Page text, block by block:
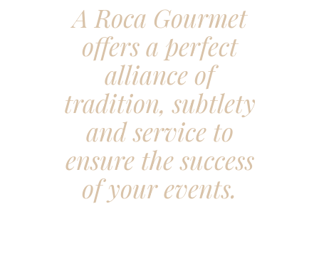
A Roca Gourmet
offers a perfect
alliance of
tradition, subtlety
and service to
ensure the success
of your events.